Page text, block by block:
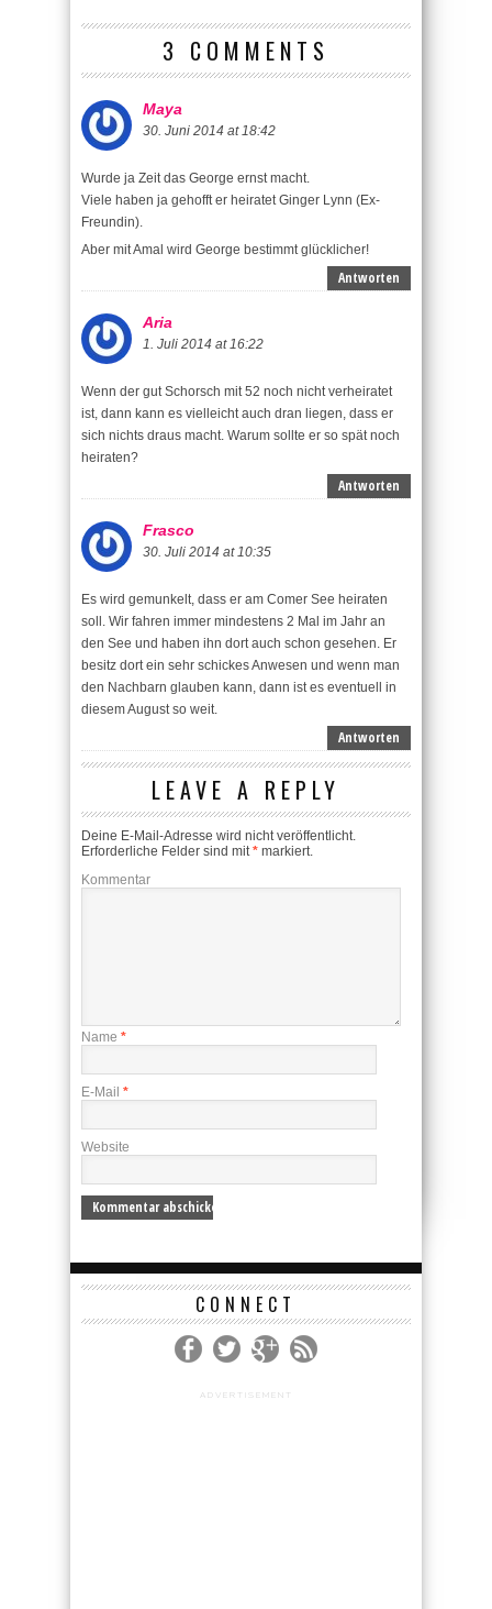
3 COMMENTS
Maya
30. Juni 2014 at 18:42
Wurde ja Zeit das George ernst macht.
Viele haben ja gehofft er heiratet Ginger Lynn (Ex-
Freundin).
Aber mit Amal wird George bestimmt glücklicher!
Antworten
Aria
1. Juli 2014 at 16:22
Wenn der gut Schorsch mit 52 noch nicht verheiratet
ist, dann kann es vielleicht auch dran liegen, dass er
sich nichts draus macht. Warum sollte er so spät noch
heiraten?
Antworten
Frasco
30. Juli 2014 at 10:35
Es wird gemunkelt, dass er am Comer See heiraten
soll. Wir fahren immer mindestens 2 Mal im Jahr an
den See und haben ihn dort auch schon gesehen. Er
besitz dort ein sehr schickes Anwesen und wenn man
den Nachbarn glauben kann, dann ist es eventuell in
diesem August so weit.
Antworten
LEAVE A REPLY
Deine E-Mail-Adresse wird nicht veröffentlicht.
Erforderliche Felder sind mit* markiert.
Kommentar
Name *
E-Mail *
Website
CONNECT
ADVERTISEMENT